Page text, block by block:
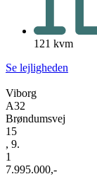
121 kvm
Se lejligheden
Viborg
A32
Brøndumsvej
15
, 9.
1
7.995.000,-